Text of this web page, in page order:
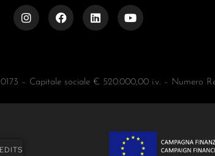
– Capitale sociale € 520.000,00 i.v. – Numero